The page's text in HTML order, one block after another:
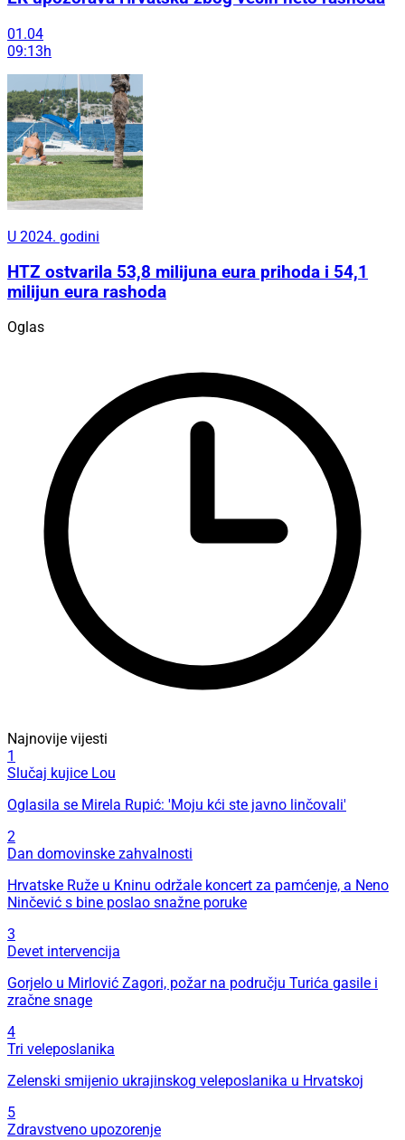
01.04
09:13h
U 2024. godini
HTZ ostvarila 53,8 milijuna eura prihoda i 54,1
milijun eura rashoda
Oglas
Najnovije vijesti
1
Slučaj kujice Lou
Oglasila se Mirela Rupić: 'Moju kći ste javno linčovali'
2
Dan domovinske zahvalnosti
Hrvatske Ruže u Kninu održale koncert za pamćenje, a Neno
Ninčević s bine poslao snažne poruke
3
Devet intervencija
Gorjelo u Mirlović Zagori, požar na području Turića gasile i
zračne snage
4
Tri veleposlanika
Zelenski smijenio ukrajinskog veleposlanika u Hrvatskoj
5
Zdravstveno upozorenje